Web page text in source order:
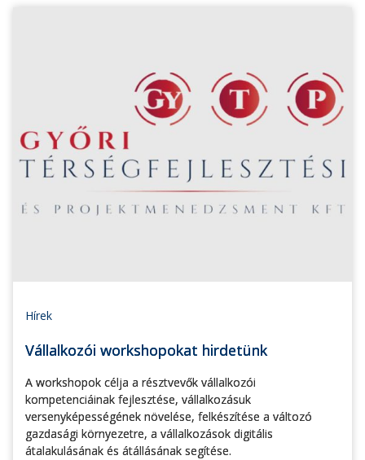
Hírek
Vállalkozói workshopokat hirdetünk
A workshopok célja a résztvevők vállalkozói
kompetenciáinak fejlesztése, vállalkozásuk
versenyképességének növelése, felkészítése a változó
gazdasági környezetre, a vállalkozások digitális
átalakulásának és átállásának segítése.